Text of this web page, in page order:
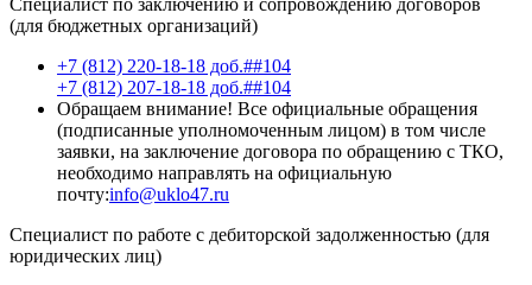
Специалист по заключению и сопровождению договоров
(для бюджетных организаций)
+7 (812) 220-18-18 доб.##104
+7 (812) 207-18-18 доб.##104
Обращаем внимание! Все официальные обращения
(подписанные уполномоченным лицом) в том числе
заявки, на заключение договора по обращению с ТКО,
необходимо направлять на официальную
почту:info@uklo47.ru
Специалист по работе с дебиторской задолженностью (для
юридических лиц)